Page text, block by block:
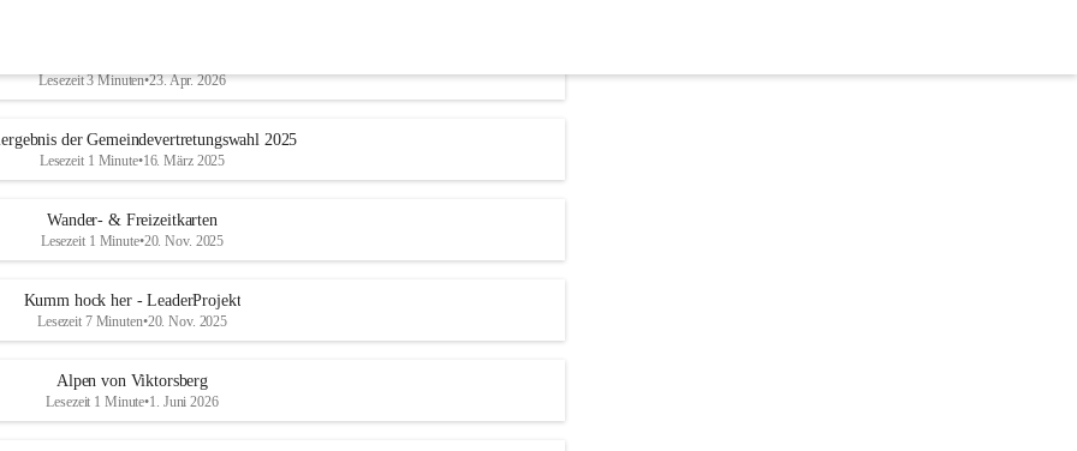
Lesezeit 3 Minuten•23. Apr. 2026
der Gemeindevertretungswahl 2025
Lesezeit 1 Minute•16. März 2025
Wander- & Freizeitkarten
Lesezeit 1 Minute•20. Nov. 2025
Kumm hock her - LeaderProjekt
Lesezeit 7 Minuten•20. Nov. 2025
Alpen von Viktorsberg
Lesezeit 1 Minute•1. Juni 2026